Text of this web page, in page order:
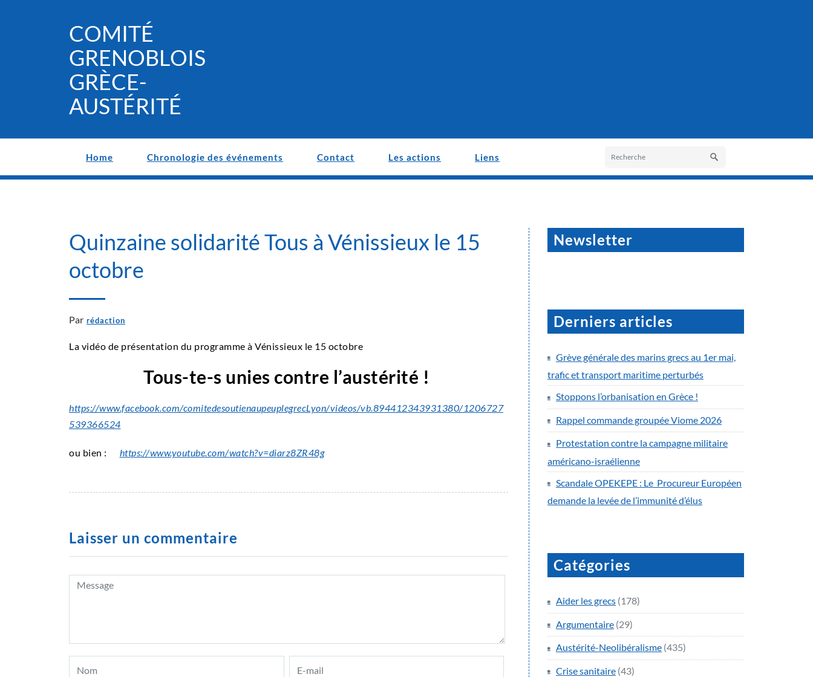
COMITÉ
GRENOBLOIS
GRÈCE-
AUSTÉRITÉ
Home Chronologie des événements Contact Les actions Liens
Quinzaine solidarité Tous à Vénissieux le 15
octobre
Par rédaction
La vidéo de présentation du programme à Vénissieux le 15 octobre
Tous-te-s unies contre l’austérité !
https://www.facebook.com/comitedesoutienaupeuplegrecLyon/videos/vb.894412343931380/1206727
539366524
ou bien : https://www.youtube.com/watch?v=diarz8ZR48g
Laisser un commentaire
Newsletter
Derniers articles
Grève générale des marins grecs au 1er mai,
trafic et transport maritime perturbés
Stoppons l’orbanisation en Grèce !
Rappel commande groupée Viome 2026
Protestation contre la campagne militaire
américano-israélienne
Scandale OPEKEPE : Le Procureur Européen
demande la levée de l’immunité d’élus
Catégories
Aider les grecs (178)
Argumentaire (29)
Austérité-Neolibéralisme (435)
Crise sanitaire (43)